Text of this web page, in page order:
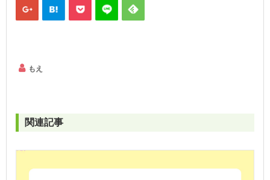
もえ
関連記事